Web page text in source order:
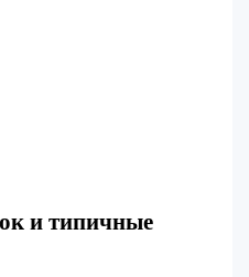
и типичные